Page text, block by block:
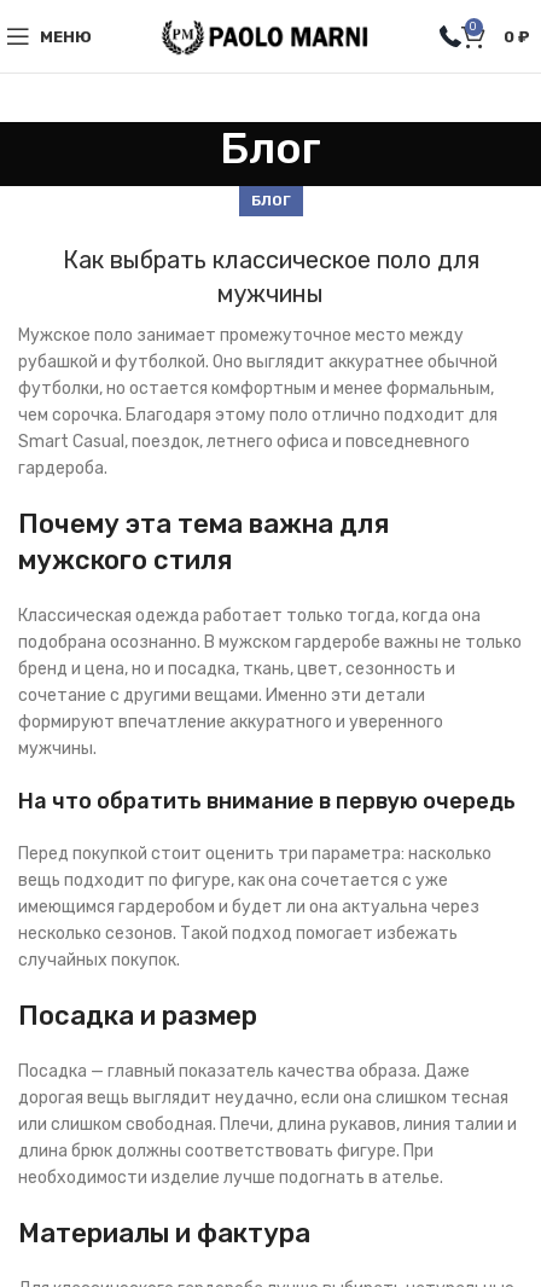
МЕНЮ
0
0 ₽
Блог
БЛОГ
Как выбрать классическое поло для
мужчины
Мужское поло занимает промежуточное место между
рубашкой и футболкой. Оно выглядит аккуратнее обычной
футболки, но остается комфортным и менее формальным,
чем сорочка. Благодаря этому поло отлично подходит для
Smart Casual, поездок, летнего офиса и повседневного
гардероба.
Почему эта тема важна для
мужского стиля
Классическая одежда работает только тогда, когда она
подобрана осознанно. В мужском гардеробе важны не только
бренд и цена, но и посадка, ткань, цвет, сезонность и
сочетание с другими вещами. Именно эти детали
формируют впечатление аккуратного и уверенного
мужчины.
На что обратить внимание в первую очередь
Перед покупкой стоит оценить три параметра: насколько
вещь подходит по фигуре, как она сочетается с уже
имеющимся гардеробом и будет ли она актуальна через
несколько сезонов. Такой подход помогает избежать
случайных покупок.
Посадка и размер
Посадка — главный показатель качества образа. Даже
дорогая вещь выглядит неудачно, если она слишком тесная
или слишком свободная. Плечи, длина рукавов, линия талии и
длина брюк должны соответствовать фигуре. При
необходимости изделие лучше подогнать в ателье.
Материалы и фактура